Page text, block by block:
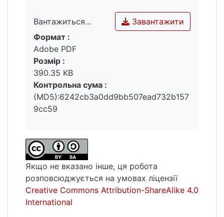
Вантажиться...
Вантажиться...
Завантажити
Формат :
Adobe PDF
Розмір :
390.35 KB
Контрольна сума :
(MD5):6242cb3a0dd9bb507ead732b157
9cc59
Якщо не вказано інше, ця робота
розповсюджується на умовах ліцензії
Creative Commons Attribution-ShareAlike 4.0
International